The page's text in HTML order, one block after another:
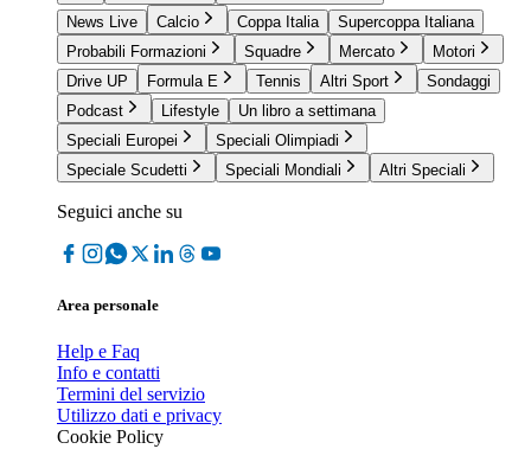
News Live
Calcio Coppa Italia
Supercoppa Italiana
Probabili Formazioni
Squadre Mercato
Motori
Drive UP
Formula E Tennis Altri Sport
Sondaggi
Podcast
Lifestyle
Un libro a settimana
Speciali Europei
Speciali Olimpiadi
Speciale Scudetti
Speciali Mondiali Altri Speciali
Seguici anche su
Area personale
Help e Faq
Info e contatti
Termini del servizio
Utilizzo dati e privacy
Cookie Policy